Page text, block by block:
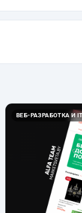
ВЕБ-РАЗРАБОТКА И